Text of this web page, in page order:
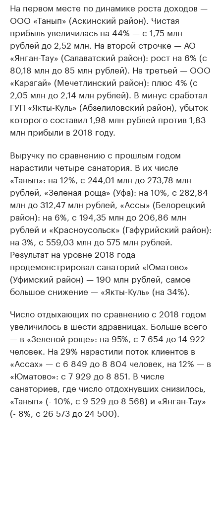
На первом месте по динамике роста доходов —
ООО «Танып» (Аскинский район). Чистая
прибыль увеличилась на 44% — с 1,75 млн
рублей до 2,52 млн. На второй строчке — АО
«Янган-Тау» (Салаватский район): рост на 6% (с
80,18 млн до 85 млн рублей). На третьей — ООО
«Карагай» (Мечетлинский район): плюс 4% (с
2,05 млн до 2,14 млн рублей). В минус сработал
ГУП «Якты-Куль» (Абзелиловский район), убыток
которого составил 1,98 млн рублей против 1,83
млн прибыли в 2018 году.
Выручку по сравнению с прошлым годом
нарастили четыре санатория. В их числе
«Танып»: на 12%, с 244,01 млн до 273,78 млн
рублей, «Зеленая роща» (Уфа): на 10%, с 282,84
млн до 312,47 млн рублей, «Ассы» (Белорецкий
район): на 6%, с 194,35 млн до 206,86 млн
рублей и «Красноусольск» (Гафурийский район):
на 3%, с 559,03 млн до 575 млн рублей.
Результат на уровне 2018 года
продемонстрировал санаторий «Юматово»
(Уфимский район) — 190 млн рублей, самое
большое снижение — «Якты-Куль» (на 34%).
Число отдыхающих по сравнению с 2018 годом
увеличилось в шести здравницах. Больше всего
— в «Зеленой роще»: на 95%, с 7 654 до 14 922
человек. На 29% нарастили поток клиентов в
«Ассах» — с 6 849 до 8 804 человек, на 12% — в
«Юматово»: с 7 929 до 8 851. В числе
санаториев, где число отдохнувших снизилось,
«Танып» (- 10%, с 9 529 до 8 568) и «Янган-Тау»
(- 8%, с 26 573 до 24 500).